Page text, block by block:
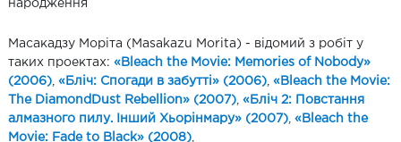
народження
Масакадзу Моріта (Masakazu Morita) - відомий з робіт у
таких проектах: «Bleach the Movie: Memories of Nobody»
(2006) «Бліч: Спогади в забутті» (2006) «Bleach the Movie:
The DiamondDust Rebellion» (2007) «Бліч 2: Повстання
алмазного пилу. Інший Хьорінмару» (2007) «Bleach the
Movie: Fade to Black» (2008)